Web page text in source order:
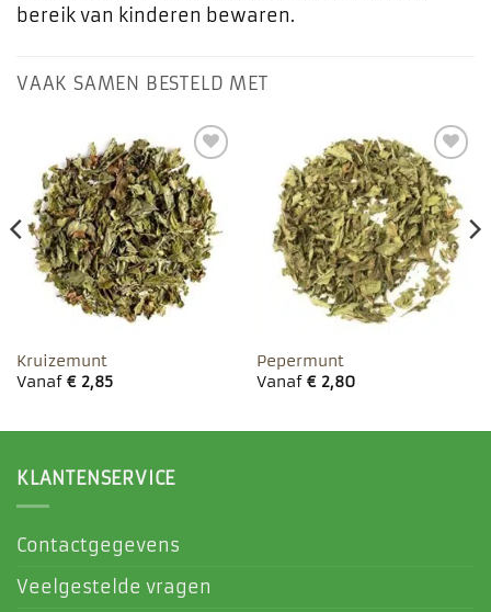
bereik van kinderen bewaren.
VAAK SAMEN BESTELD MET
Toevoegen
aan
favorieten
Kruizemunt
Vanaf €2,85
Toevoegen
aan
favorieten
Pepermunt
Vanaf €2,80
KLANTENSERVICE
Contactgegevens
Veelgestelde vragen